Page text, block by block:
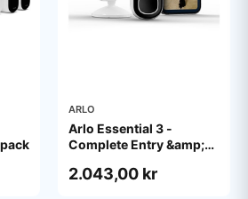
ARLO
Arlo Essential 3 -
Complete Entry &amp;
network surveillance
2.043,00 kr